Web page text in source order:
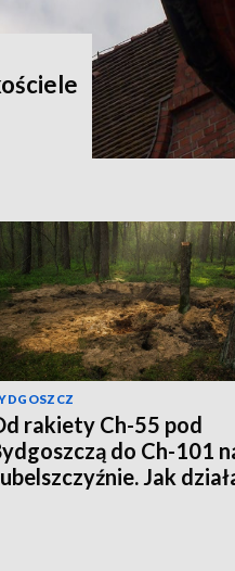
rakiety Ch-55 pod
do Ch-101
Jak